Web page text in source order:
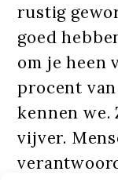
rustig
goed
om je heen
procent
kennen we.
vijver.